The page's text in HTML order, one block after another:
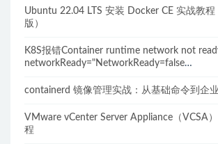
Ubuntu 22.04 LTS 安装 Docker CE 实战教
版）
K8S报错Container runtime network not
networkReady="NetworkReady=false
containerd 镜像管理实战：从基础命令到企
VMware vCenter Server Appliance（VCSA
程